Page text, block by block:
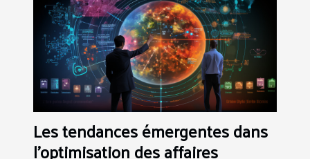
Les tendances émergentes dans
l'optimisation des affaires